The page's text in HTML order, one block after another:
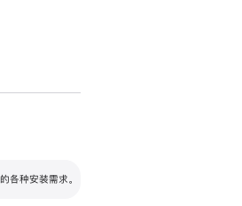
。
各种安装需求。